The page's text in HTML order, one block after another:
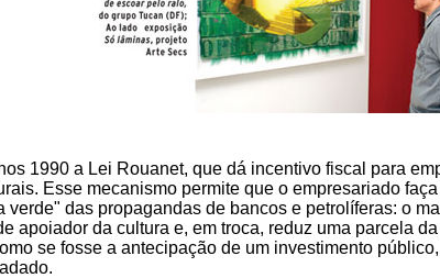
1990 a Lei Rouanet, que dá incentivo fiscal para
Esse mecanismo permite que o empresariado
verde" das propagandas de bancos e petrolíferas: o
apoiador da cultura e, em troca, reduz uma parcela
se fosse a antecipação de um investimento